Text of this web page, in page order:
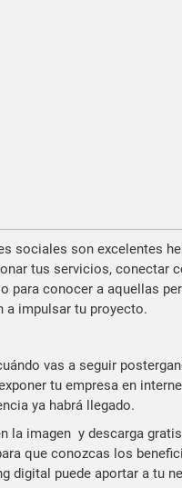
sociales son excelentes
tus servicios, conectar
para conocer a aquellas
a impulsar tu proyecto.
vas a seguir
tu empresa en
ya habrá llegado.
la imagen y descarga
que conozcas los
digital puede aportar a tu